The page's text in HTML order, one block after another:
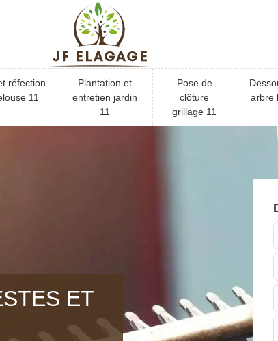
réfection
11
Plantation et
entretien jardin
11
Pose de
clôture
grillage 11
arbre
ET